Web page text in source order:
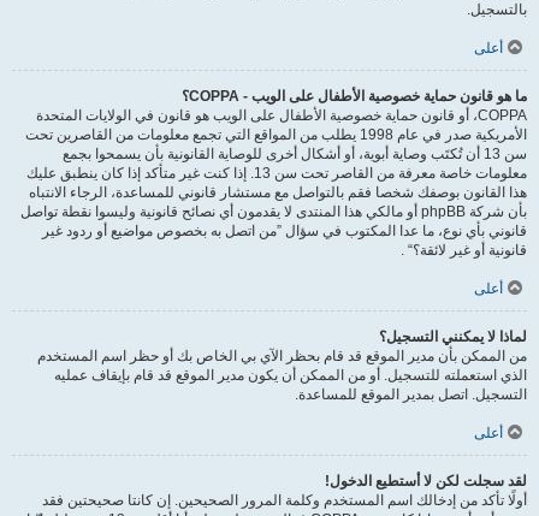
بالتسجيل.
أعلى
ما هو قانون حماية خصوصية الأطفال على الويب - COPPA؟
COPPA، أو قانون حماية خصوصية الأطفال على الويب هو قانون في الولايات المتحدة
الأمريكية صدر في عام 1998 يطلب من المواقع التي تجمع معلومات من القاصرين تحت
سن 13 أن تُكتَب وصاية أبوية، أو أشكال أخرى للوصاية القانونية بأن يسمحوا بجمع
معلومات خاصة معرفة من القاصر تحت سن 13. إذا كنت غير متأكد إذا كان ينطبق عليك
هذا القانون بوصفك شخصا فقم بالتواصل مع مستشار قانوني للمساعدة، الرجاء الانتباه
بأن شركة phpBB أو مالكي هذا المنتدى لا يقدمون أي نصائح قانونية وليسوا نقطة تواصل
قانوني بأي نوع، ما عدا المكتوب في سؤال ”من اتصل به بخصوص مواضيع أو ردود غير
قانونية أو غير لائقة؟“ .
أعلى
لماذا لا يمكنني التسجيل؟
من الممكن بأن مدير الموقع قد قام بحظر الآي بي الخاص بك أو حظر اسم المستخدم
الذي استعملته للتسجيل. أو من الممكن أن يكون مدير الموقع قد قام بإيقاف عمليه
التسجيل. اتصل بمدير الموقع للمساعدة.
أعلى
لقد سجلت لكن لا أستطيع الدخول!
أولًا تأكد من إدخالك اسم المستخدم وكلمة المرور الصحيحين. إن كانتا صحيحتين فقد